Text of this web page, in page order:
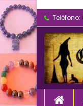
Teléfono: